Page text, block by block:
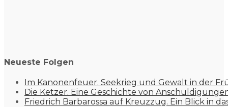
Neueste Folgen
Im Kanonenfeuer. Seekrieg und Gewalt in der
Die Ketzer. Eine Geschichte von
Friedrich Barbarossa auf Kreuzzug. Ein Blick in